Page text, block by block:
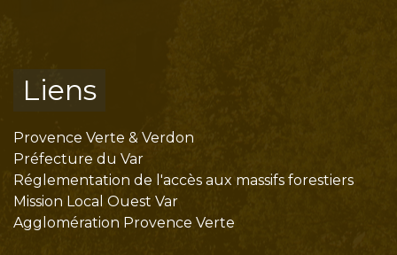
Liens
Provence Verte & Verdon
Préfecture du Var
Réglementation de l'accès aux massifs forestiers
Mission Local Ouest Var
Agglomération Provence Verte